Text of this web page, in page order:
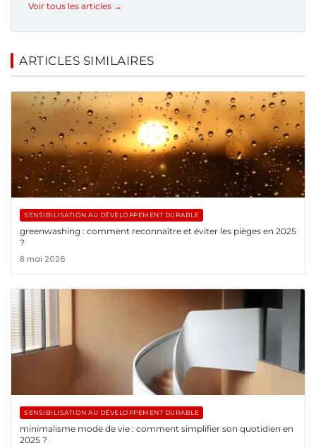
Voir tous les articles →
ARTICLES SIMILAIRES
SENSIBILISATION AU DÉVELOPPEMENT DURABLE
greenwashing : comment reconnaître et éviter les pièges en 2025
?
8 mai 2026
SENSIBILISATION AU DÉVELOPPEMENT DURABLE
minimalisme mode de vie : comment simplifier son quotidien en
2025 ?